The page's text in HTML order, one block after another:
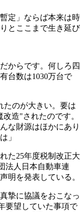
定」ならば本来は時
とここまで生き延び
からです。何しろ四
台数は1030万台で
たのが大きい。要は
造"されたのです。
な財源はほかにあり
」
た25年度税制改正大
法人日本自動車連
明を発表している。
摯に協議をおこなっ
要望していた事項で